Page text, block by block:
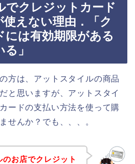
でクレジットカード
えない理由．「ク
には有効期限がある
」
方は、アットスタイルの商品
と思いますが、アットスタイ
ードの支払い方法を使って購
せんか？でも、、、。
お店でクレジット